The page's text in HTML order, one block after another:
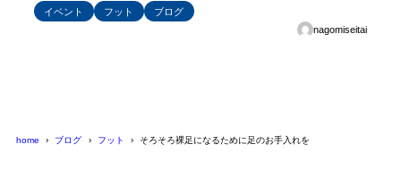
イベント フット
ブログ
nagomiseitai
home ブログ フット そろそろ裸足になるために足のお手入れを